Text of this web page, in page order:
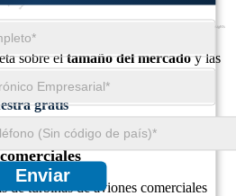
Enviar
sobre eltamaño del mercadoy las
gratis
mercado de palas y paletas
de turbinas de aviones comerciales